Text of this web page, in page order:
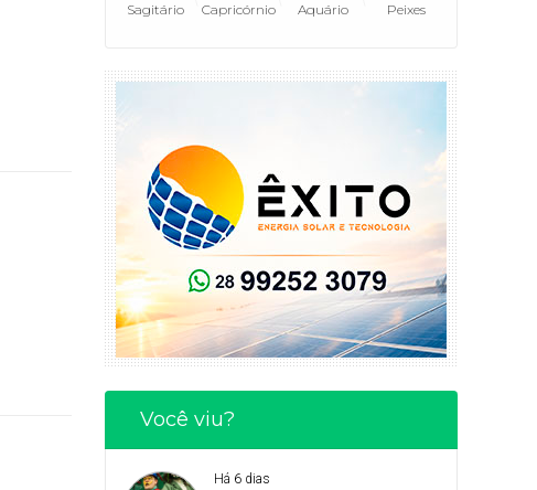
Sagitário Capricórnio Aquário Peixes
Você viu?
Há 6 dias